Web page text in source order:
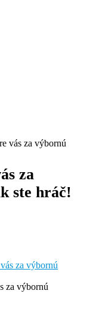
vás za výbornú
za
ste hráč!
za výbornú